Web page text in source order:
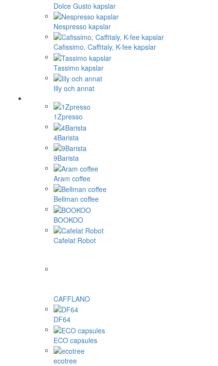
Dolce Gusto kapslar
Nespresso kapslar
Cafissimo, Caffitaly, K-fee kapslar
Tassimo kapslar
Illy och annat
1Zpresso
4Barista
9Barista
Aram coffee
Bellman coffee
BOOKOO
Cafelat Robot
CAFFLANO
DF64
ECO capsules
ecotree